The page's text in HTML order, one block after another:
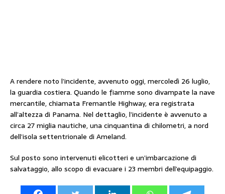
A rendere noto l’incidente, avvenuto oggi, mercoledì 26 luglio,
la guardia costiera. Quando le fiamme sono divampate la nave
mercantile, chiamata Fremantle Highway, era registrata
all’altezza di Panama. Nel dettaglio, l’incidente è avvenuto a
circa 27 miglia nautiche, una cinquantina di chilometri, a nord
dell’isola settentrionale di Ameland.
Sul posto sono intervenuti elicotteri e un’imbarcazione di
salvataggio, allo scopo di evacuare i 23 membri dell’equipaggio.